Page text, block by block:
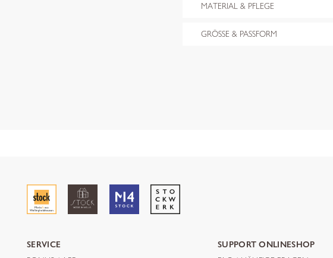
MATERIAL & PFLEGE
GRÖSSE & PASSFORM
SERVICE SUPPORT ONLINESHOP